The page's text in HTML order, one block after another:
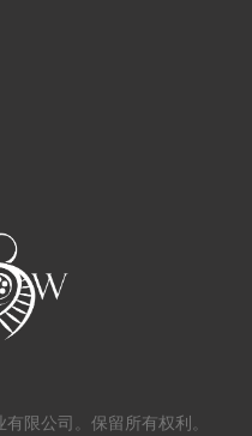
限公司。保留所有权利。